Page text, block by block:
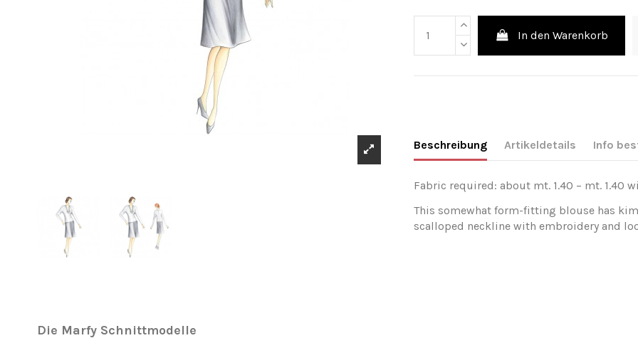
In den Warenkorb
Beschreibung Artikeldetails Info
Fabric required: about mt. 1.40 – mt. 1.40
This somewhat form-fitting blouse has
scalloped neckline with embroidery and
Die Marfy Schnittmodelle